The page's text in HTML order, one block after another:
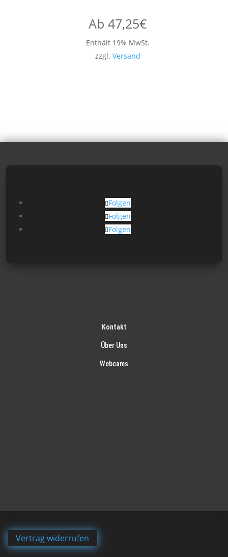
Ab 47,25€
Enthält 19% MwSt.
zzgl. Versand
Folgen
Folgen
Folgen
Kontakt
Über Uns
Webcams
Vertrag widerrufen